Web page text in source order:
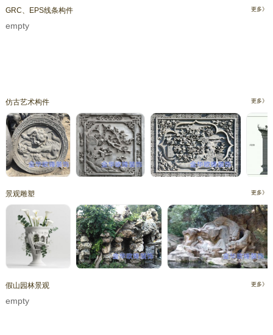
GRC、EPS线条构件 更多》
empty
仿古艺术构件 更多》
景观雕塑 更多》
假山园林景观 更多》
empty